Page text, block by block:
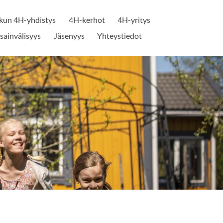
4H-yhdistys 4H-kerhot
4H-yritys
Jäsenyys Yhteystiedot